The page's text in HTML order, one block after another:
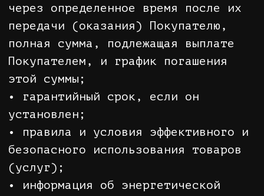
установленных правил пользования
Товаром освобождает Продавца от
ответственности.
3.4.2. Продавец освобождается от
ответственности за неисполнение
обязательств или за ненадлежащее
исполнение обязательств, если
докажет, что неисполнение
обязательств или их ненадлежащее
исполнение произошло вследствие
непреодолимой силы, а также по иным
основаниям, предусмотренным
законом.
3.4.3. Продавец освобождается от